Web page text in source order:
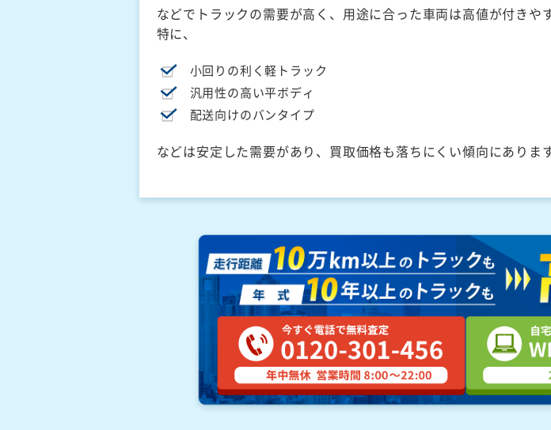
などでトラックの需要が高く、用途に合った車両は高値が付きや
特に、
小回りの利く軽トラック
汎用性の高い平ボディ
配送向けのバンタイプ
などは安定した需要があり、買取価格も落ちにくい傾向にあります